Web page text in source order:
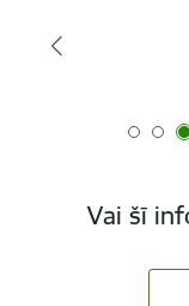
Vai šī